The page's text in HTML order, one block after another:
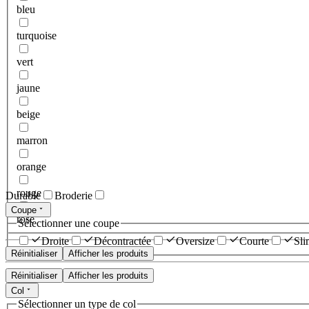
bleu
turquoise
vert
jaune
beige
marron
orange
rouge
rose
Réinitialiser Afficher les produits
Durable Broderie
Coupe
Sélectionner une coupe
Droite
Décontractée Oversize Courte
Réinitialiser
Afficher les produits
Col
Sélectionner un type de col